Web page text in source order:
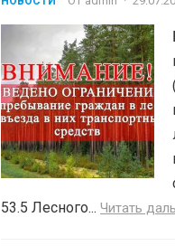
53.5 Лесного... Читать